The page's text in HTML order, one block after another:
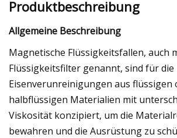
Produktbeschreibung
Allgemeine Beschreibung
Magnetische Flüssigkeitsfallen, auch
Flüssigkeitsfilter genannt, sind für
Eisenverunreinigungen aus flüssigen
halbflüssigen Materialien mit
Viskosität konzipiert, um die
bewahren und die Ausrüstung zu